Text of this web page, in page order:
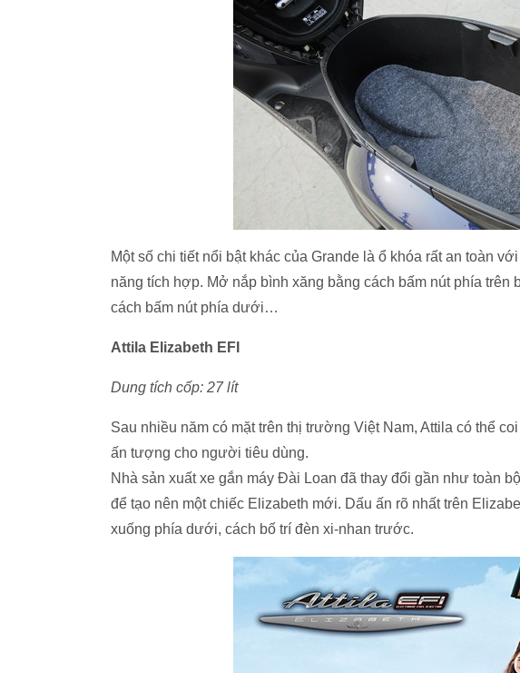
Một số chi tiết nổi bật khác của Grande là ổ khóa rất an toàn
năng tích hợp. Mở nắp bình xăng bằng cách bấm nút phía
cách bấm nút phía dưới…
Attila Elizabeth EFI
Dung tích cốp: 27 lít
Sau nhiều năm có mặt trên thị trường Việt Nam, Attila có thể
ấn tượng cho người tiêu dùng.
Nhà sản xuất xe gắn máy Đài Loan đã thay đổi gần như toàn
để tạo nên một chiếc Elizabeth mới. Dấu ấn rõ nhất trên
xuống phía dưới, cách bố trí đèn xi-nhan trước.